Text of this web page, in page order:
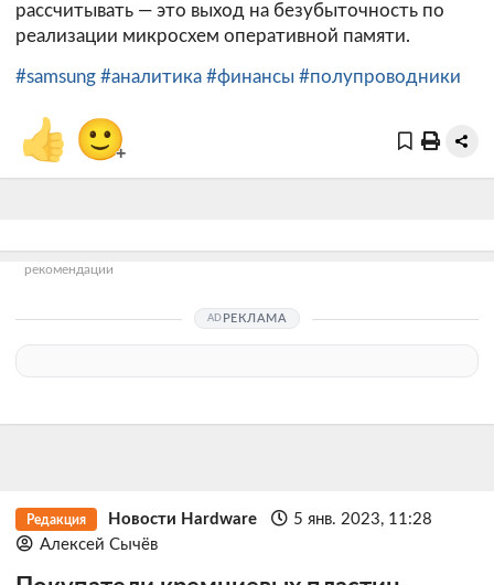
рассчитывать — это выход на безубыточность по
реализации микросхем оперативной памяти.
#samsung #аналитика #финансы #полупроводники
👍 🙂+
рекомендации
РЕКЛАМА
Редакция Новости Hardware
5 янв. 2023, 11:28
Алексей Сычёв